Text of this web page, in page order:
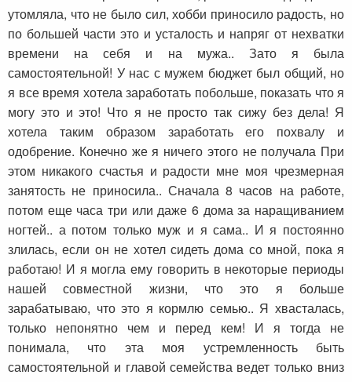
утомляла, что не было сил, хобби приносило радость, но
по большей части это и усталость и напряг от нехватки
времени на себя и на мужа.. Зато я была
самостоятельной! У нас с мужем бюджет был общий, но
я все время хотела заработать побольше, показать что я
могу это и это! Что я не просто так сижу без дела! Я
хотела таким образом заработать его похвалу и
одобрение. Конечно же я ничего этого не получала При
этом никакого счастья и радости мне моя чрезмерная
занятость не приносила.. Сначала 8 часов на работе,
потом еще часа три или даже 6 дома за наращиванием
ногтей.. а потом только муж и я сама.. И я постоянно
злилась, если он не хотел сидеть дома со мной, пока я
работаю! И я могла ему говорить в некоторые периоды
нашей совместной жизни, что это я больше
зарабатываю, что это я кормлю семью.. Я хвасталась,
только непонятно чем и перед кем! И я тогда не
понимала, что эта моя устремленность быть
самостоятельной и главой семейства ведет только вниз